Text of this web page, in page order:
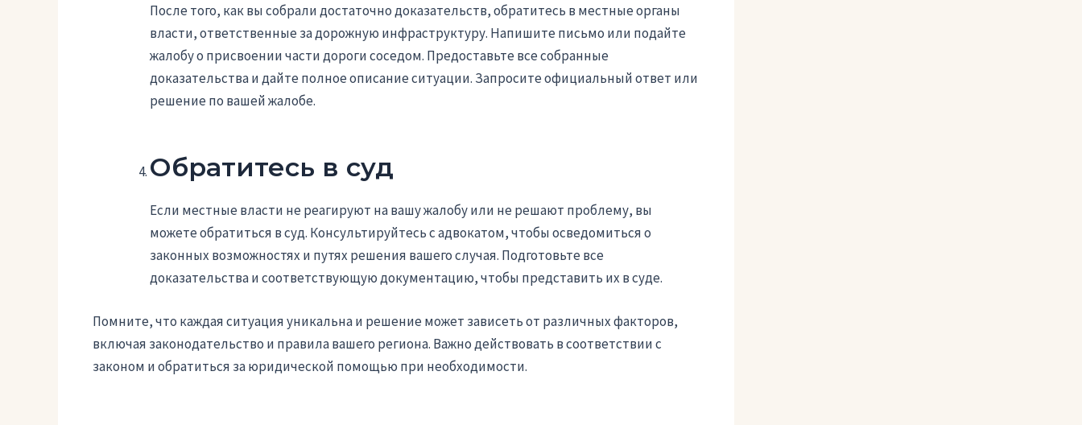
После того, как вы собрали достаточно доказательств, обратитесь в местные органы
власти, ответственные за дорожную инфраструктуру. Напишите письмо или подайте
жалобу о присвоении части дороги соседом. Предоставьте все собранные
доказательства и дайте полное описание ситуации. Запросите официальный ответ или
решение по вашей жалобе.
Обратитесь в суд
Если местные власти не реагируют на вашу жалобу или не решают проблему, вы
можете обратиться в суд. Консультируйтесь с адвокатом, чтобы осведомиться о
законных возможностях и путях решения вашего случая. Подготовьте все
доказательства и соответствующую документацию, чтобы представить их в суде.
Помните, что каждая ситуация уникальна и решение может зависеть от различных факторов,
включая законодательство и правила вашего региона. Важно действовать в соответствии с
законом и обратиться за юридической помощью при необходимости.